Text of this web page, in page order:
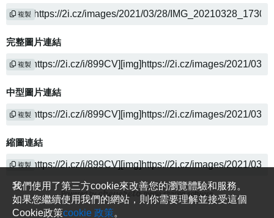
複製
完整圖片連結
複製
中型圖片連結
複製
縮圖連結
複製
我們使用了第三方cookie來改善您的瀏覽體驗和服務。
如果您繼續使用我們的網站，則你需要理解並接受這個
Cookie政策cookie 政策。
Powered by media sharing software